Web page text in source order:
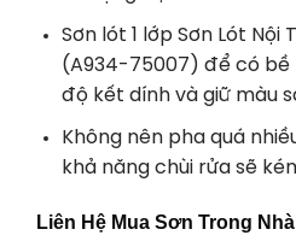
Sơn lót 1 lớp Sơn Lót Nội
(A934-75007) để có bề
độ kết dính và giữ màu
Không nên pha quá
khả năng chùi rửa sẽ
Liên Hệ Mua Sơn Trong